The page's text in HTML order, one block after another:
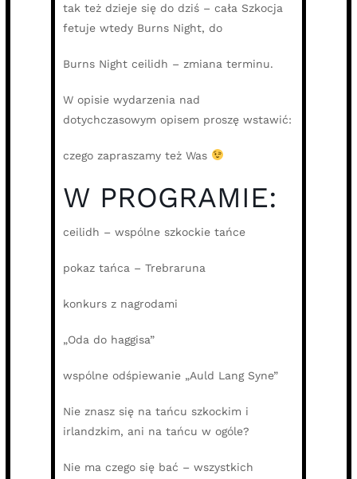
tak też dzieje się do dziś – cała Szkocja
fetuje wtedy Burns Night, do
Burns Night ceilidh – zmiana terminu.
W opisie wydarzenia nad
dotychczasowym opisem proszę wstawić:
czego zapraszamy też Was
W PROGRAMIE:
ceilidh – wspólne szkockie tańce
pokaz tańca – Trebraruna
konkurs z nagrodami
„Oda do haggisa”
wspólne odśpiewanie „Auld Lang Syne”
Nie znasz się na tańcu szkockim i
irlandzkim, ani na tańcu w ogóle?
Nie ma czego się bać – wszystkich